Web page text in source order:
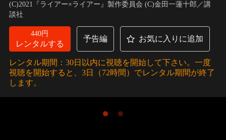
っている。ある日、親友・真樹の頼みで高校の制服にギャルメイ
クで街に出た湊は、偶然にも透に遭遇……。
(C)2021『ライアー×ライアー』製作委員会 (C)金田一蓮十郎／講
談社
440円
レンタルする
予告編 お気に入りに追加
レンタル期間：30日以内に視聴を開始して下さい。一度
視聴を開始すると、3日（72時間）でレンタル期間が終了
します。